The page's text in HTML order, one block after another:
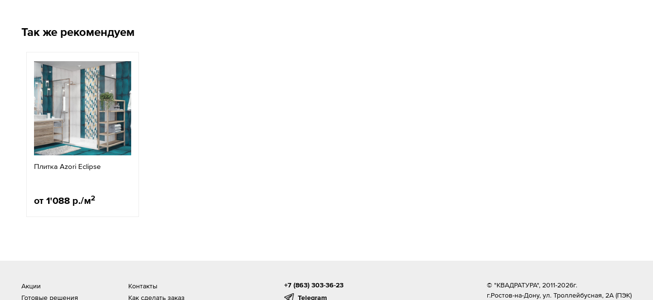
Так же рекомендуем
Плитка Azori Eclipse
от 1'088 р./м2
Акции
Готовые решения
Контакты
Как сделать заказ
+7 (863) 303-36-23
Telegram
© "КВАДРАТУРА", 2011-2026г.
г.Ростов-на-Дону, ул. Троллейбусная, 2А (ПЭК)